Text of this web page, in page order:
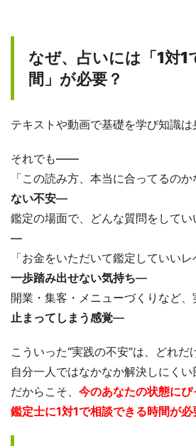
なぜ、占いには「1対1
間」が必要？
テキストや動画で基礎を学び知識は
それでも――
「この読み方、本当に合ってるの
ない不安―
鑑定の場面で、どんな質問をしてい
―
「お金をいただいて鑑定していい
一歩踏み出せない気持ち―
開業・集客・メニューづくりなど
止まってしまう感覚―
こういった“実践の不安”は、どれだ
自分一人ではなかなか解決しにくい
だからこそ、 今のあなたの状態に
鑑定士に1対1で相談できる時間が必